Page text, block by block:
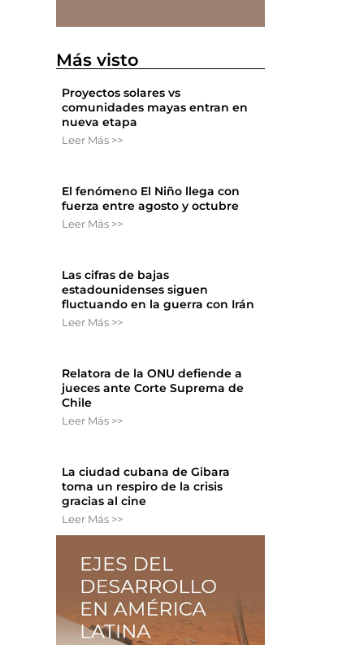
Más visto
Proyectos solares vs
comunidades mayas entran en
nueva etapa
Leer Más >>
El fenómeno El Niño llega con
fuerza entre agosto y octubre
Leer Más >>
Las cifras de bajas
estadounidenses siguen
fluctuando en la guerra con Irán
Leer Más >>
Relatora de la ONU defiende a
jueces ante Corte Suprema de
Chile
Leer Más >>
La ciudad cubana de Gibara
toma un respiro de la crisis
gracias al cine
Leer Más >>